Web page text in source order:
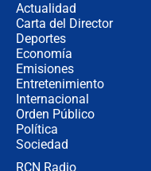
Actualidad
Carta del Director
Deportes
Economía
Emisiones
Entretenimiento
Internacional
Orden Público
Política
Sociedad
RCN Radio